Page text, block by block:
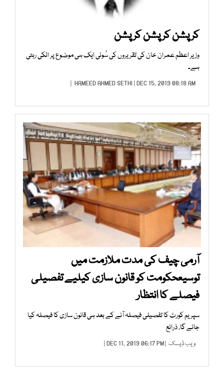
کرپشن کرپشن کرپشن
وزیر اعظم عمران خان کی تقریروں کی سُوئی ایک ہی موضوع پر اٹکی رہتی
ہے۔
HAMEED AHMED SETHI | DEC 15, 2019 08:18 AM |
آرمی چیف کی مدت ملازمت میں
توسیعحکومت کو قانون سازی کیلیے تفصیلی
فیصلے کا انتظار
سپریم کورٹ کا تفصیلی فیصلہ آنے کے بعد ہی قانون سازی کا فیصلہ کیا
جائے گا، ذرائع
ویب ڈیسک | DEC 11, 2019 06:17 PM |